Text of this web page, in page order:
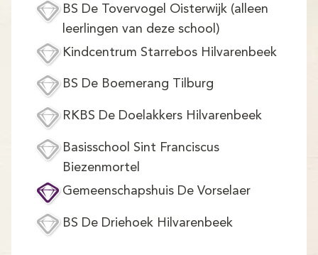
BS De Tovervogel Oisterwijk (alleen
leerlingen van deze school)
Kindcentrum Starrebos Hilvarenbeek
BS De Boemerang Tilburg
RKBS De Doelakkers Hilvarenbeek
Basisschool Sint Franciscus
Biezenmortel
Gemeenschapshuis De Vorselaer
BS De Driehoek Hilvarenbeek